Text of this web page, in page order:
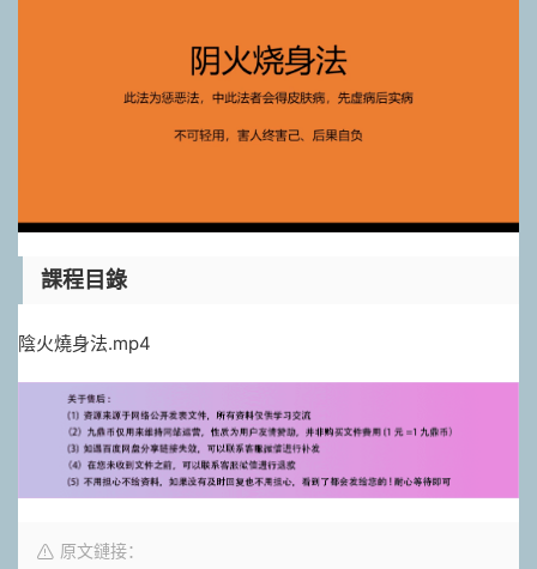
課程目錄
陰火燒身法.mp4
原文鏈接：